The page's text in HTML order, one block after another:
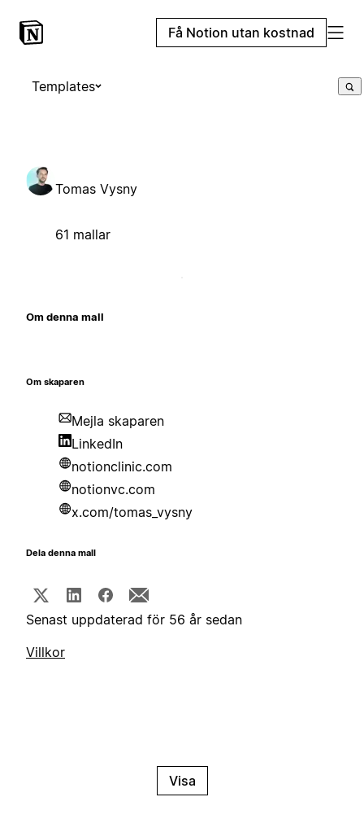
Få Notion utan kostnad
Templates
Tomas Vysny
61 mallar
Om denna mall
Om skaparen
Mejla skaparen
LinkedIn
notionclinic.com
notionvc.com
x.com/tomas_vysny
Dela denna mall
Senast uppdaterad för 56 år sedan
Villkor
Visa